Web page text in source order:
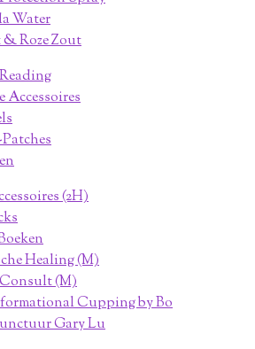
Water
Roze Zout
(2H)
Healing (M)
(M)
Cupping by Bo
Gary Lu